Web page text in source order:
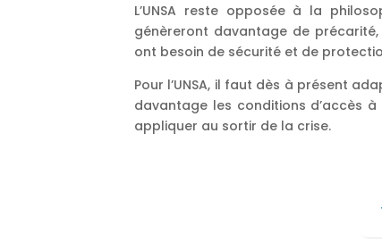
L’UNSA reste opposée à la
génèreront davantage de
ont besoin de sécurité et de
Pour l’UNSA, il faut dès à présent
davantage les conditions d’accès
appliquer au sortir de la crise.